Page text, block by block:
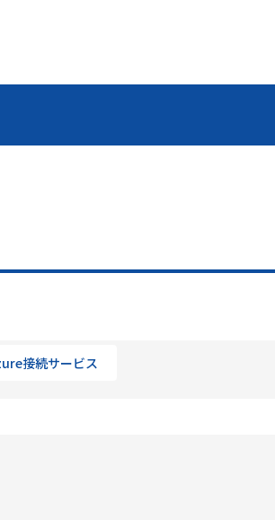
接続サービス